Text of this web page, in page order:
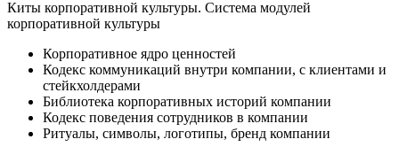
Киты корпоративной культуры. Система модулей
корпоративной культуры
Корпоративное ядро ценностей
Кодекс коммуникаций внутри компании, с клиентами и
стейкхолдерами
Библиотека корпоративных историй компании
Кодекс поведения сотрудников в компании
Ритуалы, символы, логотипы, бренд компании